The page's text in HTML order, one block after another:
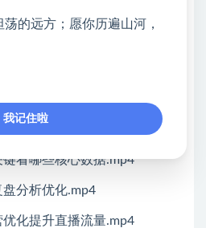
的直播带货话术.mp4
看板平台.mp4
看哪些核心数据.mp4
分析优化.mp4
化提升直播流量.mp4
的远方；愿你历遍山河，
我记住啦